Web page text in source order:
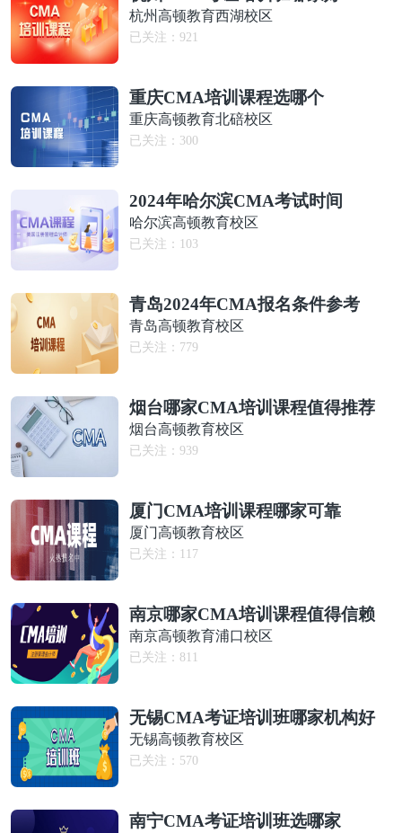
杭州高顿教育西湖校区
已关注： 921
重庆CMA培训课程选哪个
重庆高顿教育北碚校区
已关注： 300
2024年哈尔滨CMA考试时间
哈尔滨高顿教育校区
已关注： 103
青岛2024年CMA报名条件参考
青岛高顿教育校区
已关注： 779
烟台哪家CMA培训课程值得推荐
烟台高顿教育校区
已关注： 939
厦门CMA培训课程哪家可靠
厦门高顿教育校区
已关注： 117
南京哪家CMA培训课程值得信赖
南京高顿教育浦口校区
已关注： 811
无锡CMA考证培训班哪家机构好
无锡高顿教育校区
已关注： 570
南宁CMA考证培训班选哪家